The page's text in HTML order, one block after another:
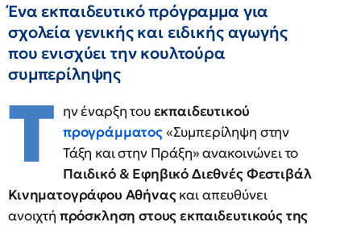
Ένα εκπαιδευτικό πρόγραμμα για
σχολεία γενικής και ειδικής αγωγής
που ενισχύει την κουλτούρα
συμπερίληψης
Τ ην έναρξη τουεκπαιδευτικού
προγράμματος«Συμπερίληψη στην
Τάξη και στην Πράξη» ανακοινώνει το
Παιδικό & Εφηβικό Διεθνές Φεστιβάλ
Κινηματογράφου Αθήναςκαι απευθύνει
ανοιχτή πρόσκληση στους εκπαιδευτικούς της